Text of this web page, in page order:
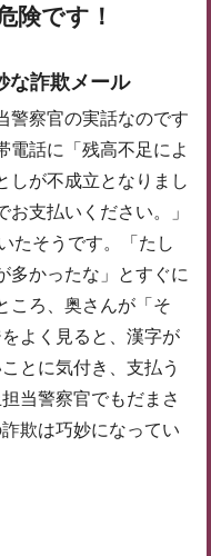
険です！
な詐欺メール
警察官の実話なのです
電話に「残高不足によ
しが不成立となりまし
お支払いください。」
たそうです。「たし
多かったな」とすぐに
ころ、奥さんが「そ
よく見ると、漢字が
とに気付き、支払う
当警察官でもだまさ
欺は巧妙になってい